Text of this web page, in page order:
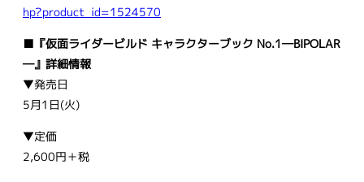
hp?product_id=1524570
■『仮面ライダービルド キャラクターブック No.1―BIPOLAR
―』詳細情報
▼発売日
5月1日(火)
▼定価
2,600円＋税